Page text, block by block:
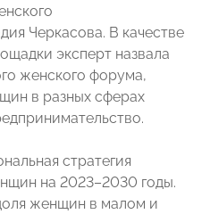
Черкасова. В качестве
эксперт назвала
женского форума,
в разных сферах
стратегия
на 2023–2030 годы.
женщин в малом и